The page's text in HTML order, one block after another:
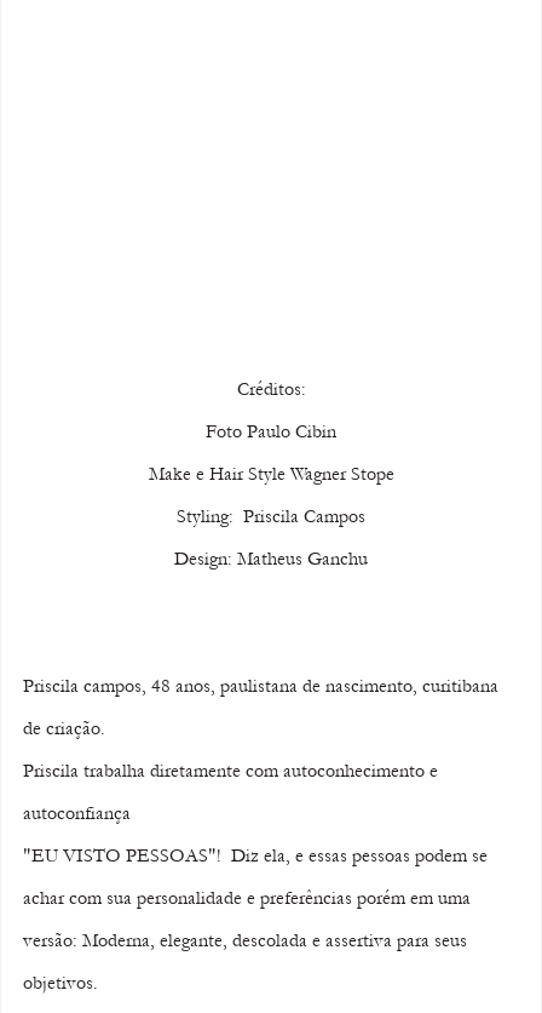
Créditos:
Foto Paulo Cibin
Make e Hair Style Wagner Stope
Styling:  Priscila Campos
Design: Matheus Ganchu
Priscila campos, 48 anos, paulistana de nascimento, curitibana
de criação.
Priscila trabalha diretamente com autoconhecimento e
autoconfiança
"EU VISTO PESSOAS"!  Diz ela, e essas pessoas podem se
achar com sua personalidade e preferências porém em uma
versão: Moderna, elegante, descolada e assertiva para seus
objetivos.